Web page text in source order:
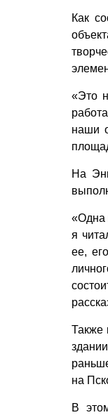
Как
«Это
наши
На
«Одна
я
ее,
Также
на
В